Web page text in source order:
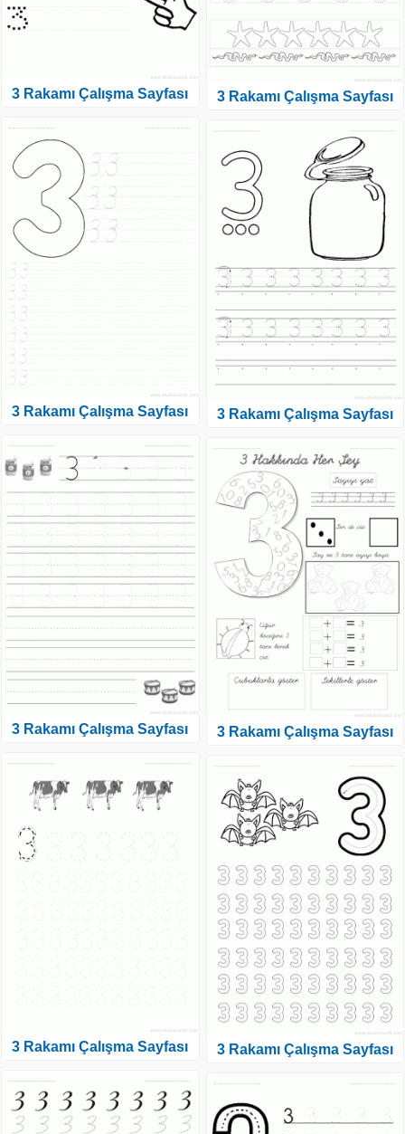
3 Rakamı Çalışma Sayfası
3 Rakamı Çalışma Sayfası
3 Rakamı Çalışma Sayfası
3 Rakamı Çalışma Sayfası
3 Rakamı Çalışma Sayfası
3 Rakamı Çalışma Sayfası
3 Rakamı Çalışma Sayfası
3 Rakamı Çalışma Sayfası